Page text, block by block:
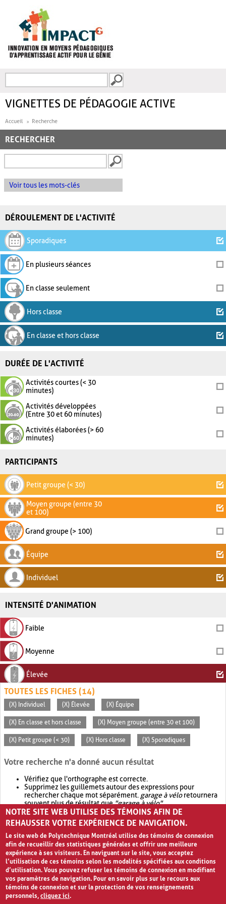
FORMULAIRE DE
VIGNETTES DE PÉDAGOGIE ACTIVE
Accueil Recherche
RECHERCHER
Voir tous les mots-clés
DÉROULEMENT DE L'ACTIVITÉ
Sporadiques
En plusieurs séances
En classe seulement
Hors classe
En classe et hors classe
DURÉE DE L'ACTIVITÉ
Activités courtes (< 30
minutes)
Activités développées
(Entre 30 et 60 minutes)
Activités élaborées (> 60
minutes)
PARTICIPANTS
Petit groupe (< 30)
Moyen groupe (entre 30
et 100)
Grand groupe (> 100)
Équipe
Individuel
INTENSITÉ D'ANIMATION
Faible
Moyenne
Élevée
TOUTES LES FICHES (14)
(X) Individuel (X) Élevée (X) Équipe
(X) En classe et hors classe (X) Moyen groupe (entre 30 et 100)
(X) Petit groupe (< 30) (X) Hors classe (X) Sporadiques
Votre recherche n'a donné aucun résultat
Vérifiez que l'orthographe est correcte.
Supprimez les guillemets autour des expressions pour
rechercher chaque mot séparément. garage à véloretournera
souvent plus de résultat que"garage à vélo".
Envisagez d'élargir votre recherche avec OR.garage OR vélo
retournera souvent plus de résultat quegarage à vélo
NOTRE SITE WEB UTILISE DES TÉMOINS AFIN DE
REHAUSSER VOTRE EXPÉRIENCE DE NAVIGATION.
Le site web de Polytechnique Montréal utilise des témoins de connexion
afin de recueillir des statistiques générales et offrir une meilleure
expérience à ses visiteurs. En naviguant sur le site, vous acceptez
l’utilisation de ces témoins selon les modalités spécifiées aux conditions
d’utilisation. Vous pouvez refuser les témoins de connexion en modifiant
vos paramètres de navigation. Pour en savoir plus sur le recours aux
témoins de connexion et sur la protection de vos renseignements
personnels,cliquez ici.